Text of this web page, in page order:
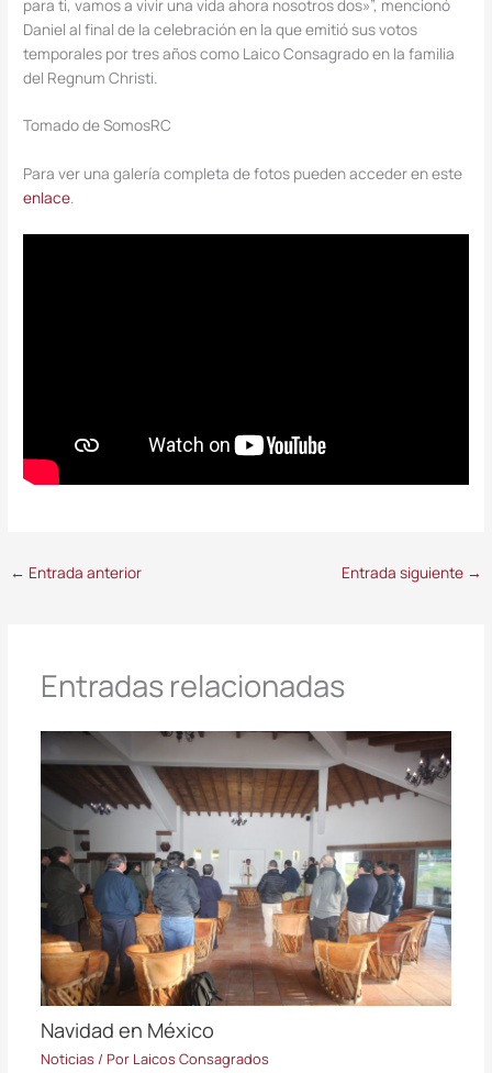
para ti, vamos a vivir una vida ahora nosotros dos»”, mencionó
Daniel al final de la celebración en la que emitió sus votos
temporales por tres años como Laico Consagrado en la familia
del Regnum Christi.
Tomado de SomosRC
Para ver una galería completa de fotos pueden acceder en este
enlace.
← Entrada anterior Entrada siguiente →
Entradas relacionadas
Navidad en México
Noticias / Por Laicos Consagrados